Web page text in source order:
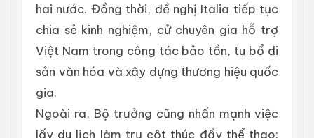
hai nước. Đồng thời, đề nghị Italia tiếp tục
chia sẻ kinh nghiệm, cử chuyên gia hỗ trợ
Việt Nam trong công tác bảo tồn, tu bổ di
sản văn hóa và xây dựng thương hiệu quốc
gia.
Ngoài ra, Bộ trưởng cũng nhấn mạnh việc
lấy du lịch làm trụ cột thúc đẩy thể thao: